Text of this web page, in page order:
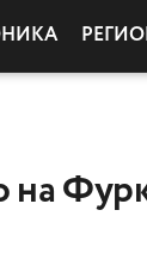
на